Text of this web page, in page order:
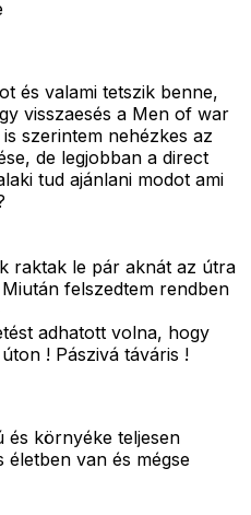
és valami tetszik benne,
visszaesés a Men of war
szerintem nehézkes az
de legjobban a direct
tud ajánlani modot ami
raktak le pár aknát az útra
felszedtem rendben
adhatott volna, hogy
! Pászivá táváris !
és környéke teljesen
életben van és mégse